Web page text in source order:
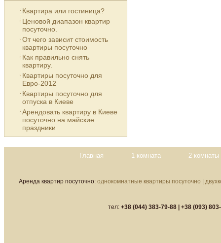
Квартира или гостиница?
Ценовой диапазон квартир
посуточно.
От чего зависит стоимость
квартиры посуточно
Как правильно снять
квартиру.
Квартиры посуточно для
Евро-2012
Квартиры посуточно для
отпуска в Киеве
Арендовать квартиру в Киеве
посуточно на майские
праздники
Главная 1 комната 2 комнаты
Аренда квартир посуточно: однокомнатные квартиры посуточно
тел: +38 (044) 383-79-88 | +38 (093)